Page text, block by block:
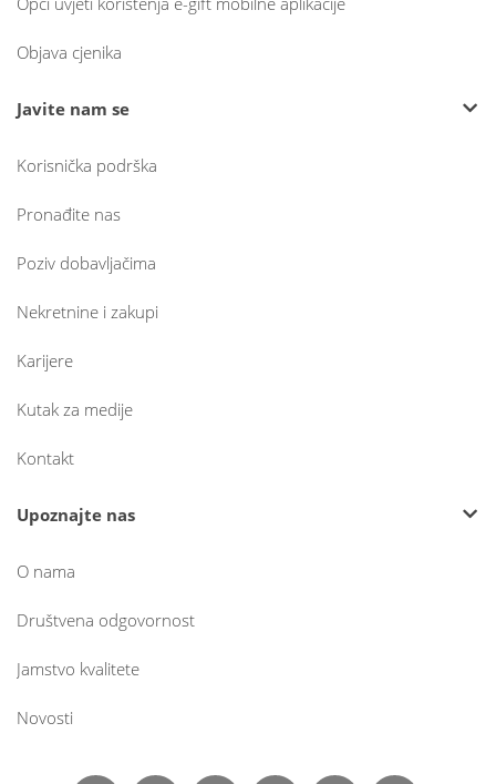
Objava cjenika
Javite nam se
Korisnička podrška
Pronađite nas
Poziv dobavljačima
Nekretnine i zakupi
Karijere
Kutak za medije
Kontakt
Upoznajte nas
O nama
Društvena odgovornost
Jamstvo kvalitete
Novosti